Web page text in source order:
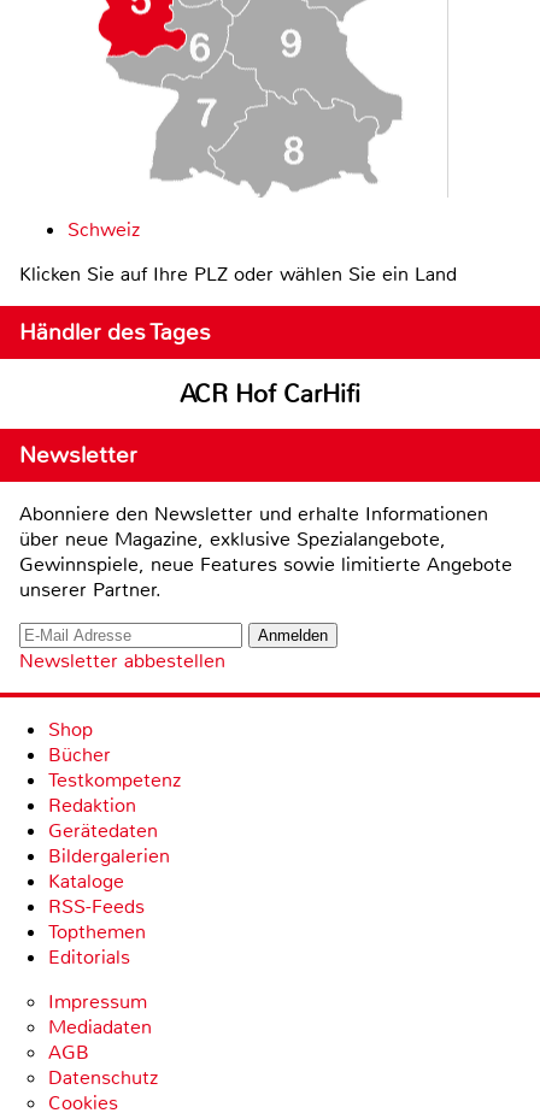
Schweiz
Klicken Sie auf Ihre PLZ oder wählen Sie ein Land
Händler des Tages
ACR Hof CarHifi
Newsletter
Abonniere den Newsletter und erhalte Informationen
über neue Magazine, exklusive Spezialangebote,
Gewinnspiele, neue Features sowie limitierte Angebote
unserer Partner.
Newsletter abbestellen
Shop
Bücher
Testkompetenz
Redaktion
Gerätedaten
Bildergalerien
Kataloge
RSS-Feeds
Topthemen
Editorials
Impressum
Mediadaten
AGB
Datenschutz
Cookies